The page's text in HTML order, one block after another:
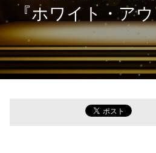
『ホワイト・ア